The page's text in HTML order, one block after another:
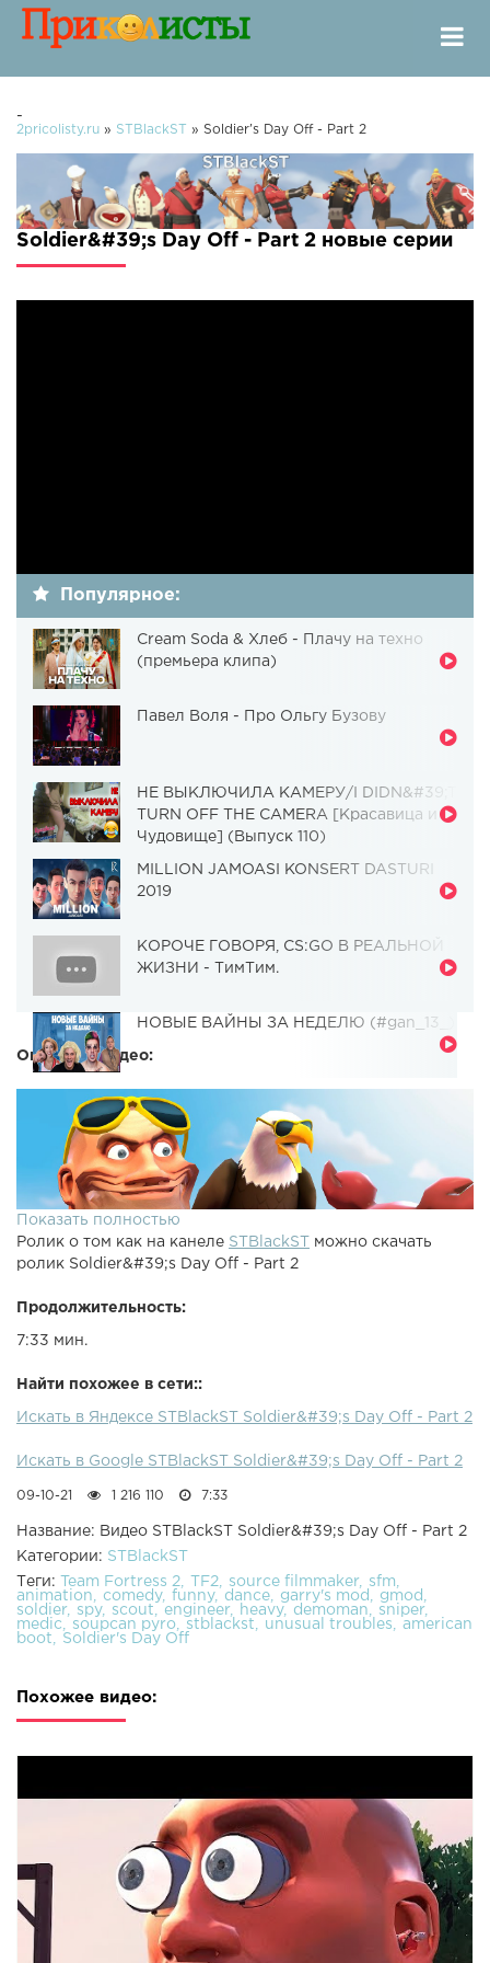
-
2pricolisty.ru » STBlackST » Soldier's Day Off - Part 2
Soldier&#39;s Day Off - Part 2 новые серии
Популярное:
Cream Soda & Хлеб - Плачу на техно
(премьера клипа)
Павел Воля - Про Ольгу Бузову
НЕ ВЫКЛЮЧИЛА КАМЕРУ/I DIDN&#39;T
TURN OFF THE CAMERA [Красавица и
Чудовище] (Выпуск 110)
MILLION JAMOASI KONSERT DASTURI
2019
КОРОЧЕ ГОВОРЯ, CS:GO В РЕАЛЬНОЙ
ЖИЗНИ - ТимТим.
НОВЫЕ ВАЙНЫ ЗА НЕДЕЛЮ (#gan_13_)
Описание видео:
Показать полностью
Ролик о том как на канеле STBlackST
можно скачать
ролик Soldier&#39;s Day Off - Part 2
Продолжительность:
7:33 мин.
Найти похожее в сети::
Искать в Яндексе STBlackST Soldier&#39;s Day Off - Part 2
Искать в Google STBlackST Soldier&#39;s Day Off - Part 2
09-10-21 1 216 110 7:33
Название: Видео STBlackST Soldier&#39;s Day Off - Part 2
Категории: STBlackST
Теги:
Team Fortress 2 TF2 source filmmaker
sfm
animation
comedy funny dance garry's mod
gmod
soldier
spy scout engineer heavy demoman
sniper
medic
soupcan pyro stblackst unusual troubles
american
boot
Soldier's Day Off
Похожее видео: